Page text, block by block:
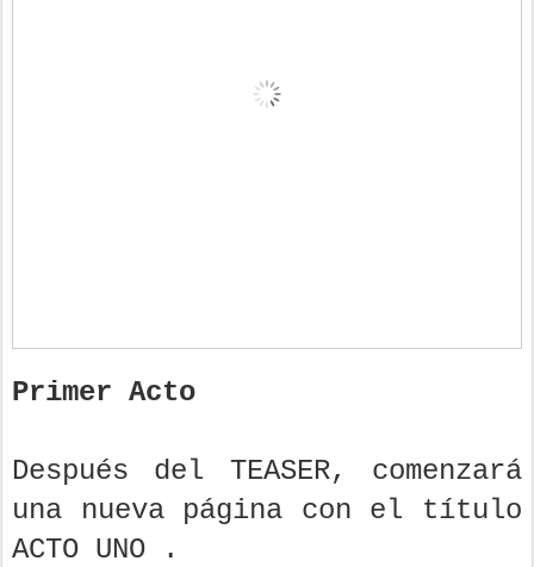
Primer Acto
Después del TEASER, comenzará
una nueva página con el título
ACTO UNO .